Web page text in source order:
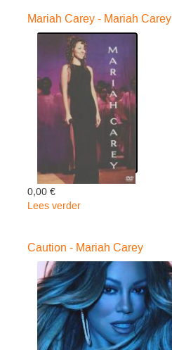
Mariah
Carey
At
Madis
Mariah
Carey
Mariah Carey - Mariah Carey
0,00 €
Lees verder
-
Mariah
Carey
Caution - Mariah Carey